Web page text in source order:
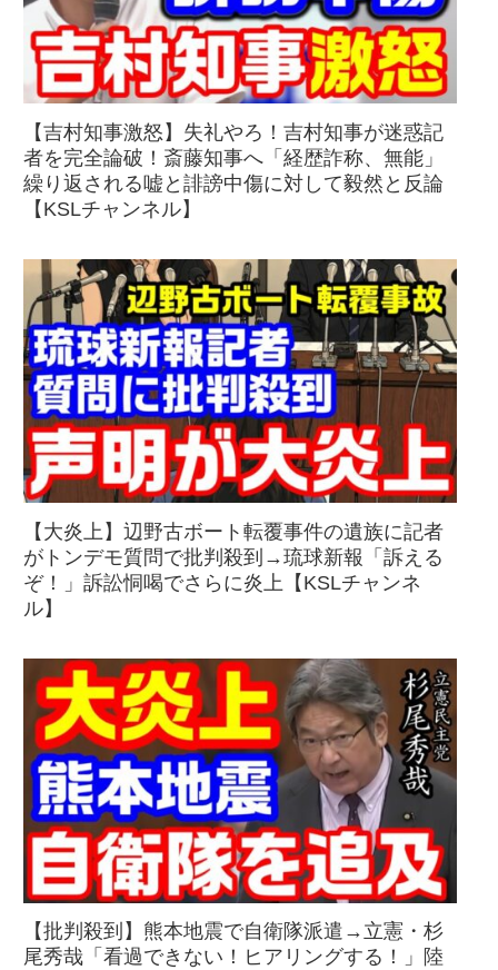
【吉村知事激怒】失礼やろ！吉村知事が迷惑記
者を完全論破！斎藤知事へ「経歴詐称、無能」
繰り返される嘘と誹謗中傷に対して毅然と反論
【KSLチャンネル】
【大炎上】辺野古ボート転覆事件の遺族に記者
がトンデモ質問で批判殺到→琉球新報「訴える
ぞ！」訴訟恫喝でさらに炎上【KSLチャンネ
ル】
【批判殺到】熊本地震で自衛隊派遣→立憲・杉
尾秀哉「看過できない！ヒアリングする！」陸